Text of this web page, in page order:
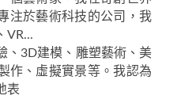
注於藝術科技的公司，我
VR...
、3D建模、雕塑藝術、美
作、虛擬實景等。我認為
表